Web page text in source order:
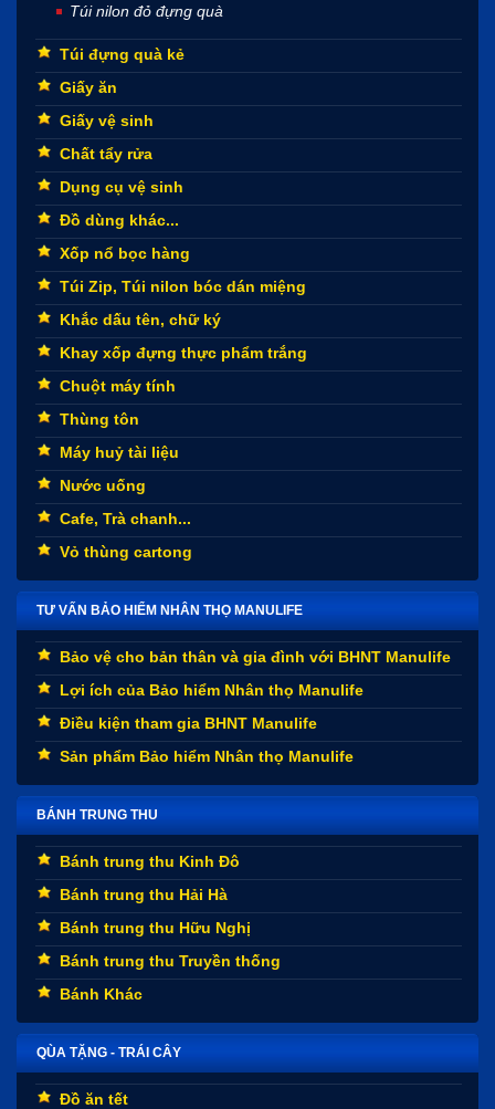
Túi nilon đỏ đựng quà
Túi đựng quà kẻ
Giấy ăn
Giấy vệ sinh
Chất tẩy rửa
Dụng cụ vệ sinh
Đồ dùng khác...
Xốp nổ bọc hàng
Túi Zip, Túi nilon bóc dán miệng
Khắc dấu tên, chữ ký
Khay xốp đựng thực phẩm trắng
Chuột máy tính
Thùng tôn
Máy huỷ tài liệu
Nước uống
Cafe, Trà chanh...
Vỏ thùng cartong
TƯ VẤN BẢO HIỂM NHÂN THỌ MANULIFE
Bảo vệ cho bản thân và gia đình với BHNT Manulife
Lợi ích của Bảo hiểm Nhân thọ Manulife
Điều kiện tham gia BHNT Manulife
Sản phẩm Bảo hiểm Nhân thọ Manulife
BÁNH TRUNG THU
Bánh trung thu Kinh Đô
Bánh trung thu Hải Hà
Bánh trung thu Hữu Nghị
Bánh trung thu Truyền thống
Bánh Khác
QÙA TẶNG - TRÁI CÂY
Đồ ăn tết